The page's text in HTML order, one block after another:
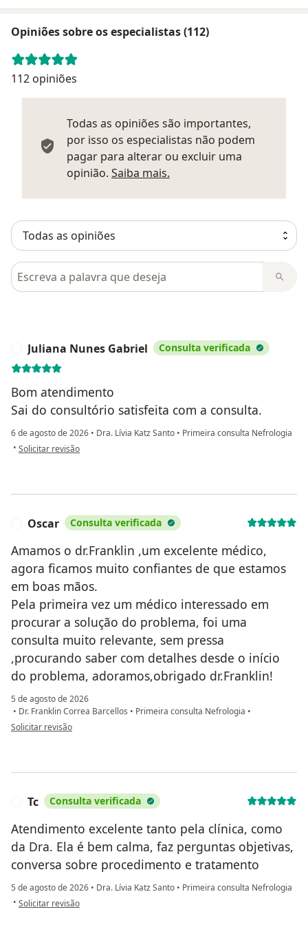
Opiniões sobre os especialistas (112)
112 opiniões
Todas as opiniões são importantes,
por isso os especialistas não podem
pagar para alterar ou excluir uma
opinião. Saiba mais.
Pesquisar em opiniões
Juliana Nunes Gabriel Consulta verificada
Bom atendimento
Sai do consultório satisfeita com a consulta.
6 de agosto de 2026 • Dra. Lívia Katz Santo • Primeira consulta Nefrologia
• na opinião do utilizador Juliana Nunes Gabriel
Solicitar revisão
Oscar Consulta verificada
Amamos o dr.Franklin ,um excelente médico,
agora ficamos muito confiantes de que estamos
em boas mãos.
Pela primeira vez um médico interessado em
procurar a solução do problema, foi uma
consulta muito relevante, sem pressa
,procurando saber com detalhes desde o início
do problema, adoramos,obrigado dr.Franklin!
5 de agosto de 2026
• Dr. Franklin Correa Barcellos • Primeira consulta Nefrologia •
na opinião do utilizador Oscar
Solicitar revisão
Tc Consulta verificada
Atendimento excelente tanto pela clínica, como
da Dra. Ela é bem calma, faz perguntas objetivas,
conversa sobre procedimento e tratamento
5 de agosto de 2026 • Dra. Lívia Katz Santo • Primeira consulta Nefrologia
• na opinião do utilizador Tc
Solicitar revisão